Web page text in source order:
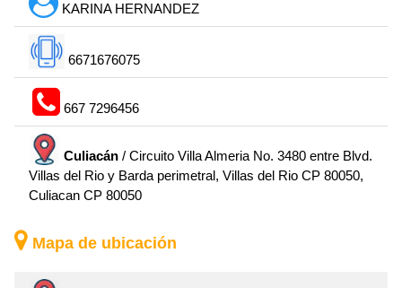
KARINA HERNANDEZ
6671676075
667 7296456
Culiacán / Circuito Villa Almeria No. 3480 entre Blvd.
Villas del Rio y Barda perimetral, Villas del Rio CP 80050,
Culiacan CP 80050
Mapa de ubicación